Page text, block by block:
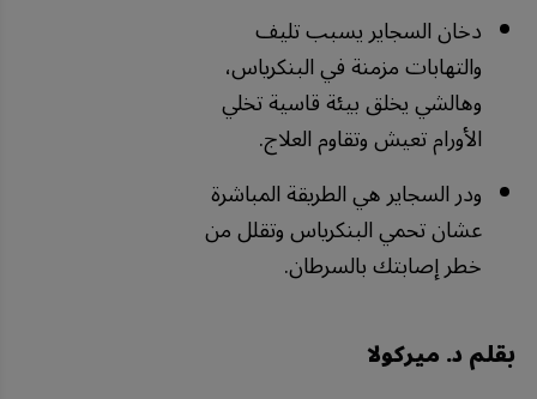
دخان السجاير يسبب تليف
والتهابات مزمنة في البنكرياس،
وهالشي يخلق بيئة قاسية تخلي
الأورام تعيش وتقاوم العلاج.
ودر السجاير هي الطريقة المباشرة
عشان تحمي البنكرياس وتقلل من
خطر إصابتك بالسرطان.
بقلم د. ميركولا